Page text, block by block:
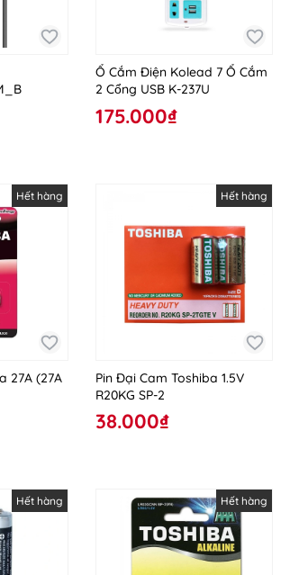
Ổ Cắm Điện Kolead 7 Ổ Cắm
2 Cổng USB K-237U
175.000₫
Hết hàng
27A (27A
Hết hàng
Pin Đại Cam Toshiba 1.5V
R20KG SP-2
38.000₫
Hết hàng Hết hàng